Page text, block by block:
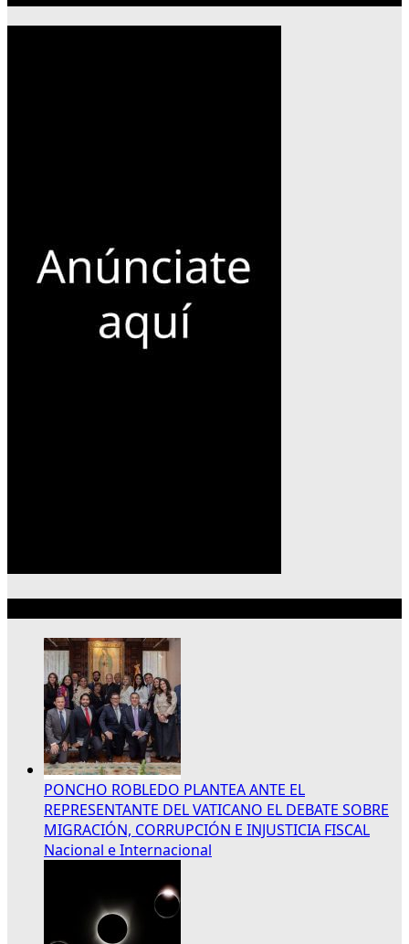
PONCHO ROBLEDO PLANTEA ANTE EL
REPRESENTANTE DEL VATICANO EL DEBATE SOBRE
MIGRACIÓN, CORRUPCIÓN E INJUSTICIA FISCAL
Nacional e Internacional